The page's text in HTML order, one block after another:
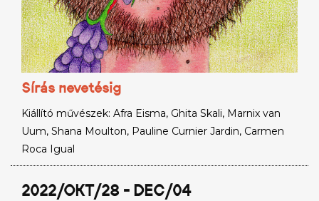
Sírás nevetésig
Kiállító művészek: Afra Eisma, Ghita Skali, Marnix van
Uum, Shana Moulton, Pauline Curnier Jardin, Carmen
Roca Igual
2022/OKT/28 - DEC/04